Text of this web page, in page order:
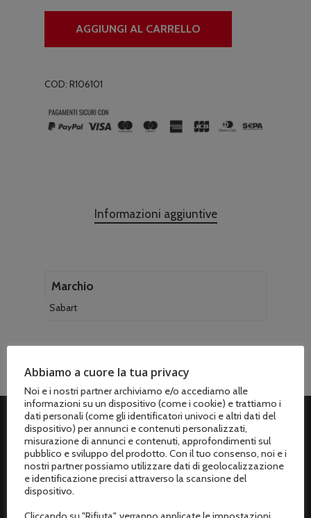
AGGIUNGI AL CARRELLO
COD: R106101
Informazioni aggiuntive
Marchio
Sabart
ASSISTENZA CLIENTI
Spedizioni
Metodi di pagamento
Abbiamo a cuore la tua privacy
Noi e i nostri partner archiviamo e/o accediamo alle
informazioni su un dispositivo (come i cookie) e trattiamo i
dati personali (come gli identificatori univoci e altri dati del
dispositivo) per annunci e contenuti personalizzati,
misurazione di annunci e contenuti, approfondimenti sul
pubblico e sviluppo del prodotto. Con il tuo consenso, noi e i
nostri partner possiamo utilizzare dati di geolocalizzazione
e identificazione precisi attraverso la scansione del
dispositivo.